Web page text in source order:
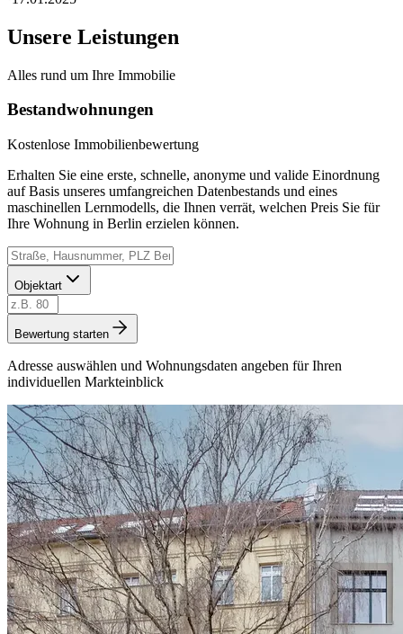
Unsere Leistungen
Alles rund um Ihre Immobilie
Bestandwohnungen
Kostenlose Immobilienbewertung
Erhalten Sie eine erste, schnelle, anonyme und valide Einordnung
auf Basis unseres umfangreichen Datenbestands und eines
maschinellen Lernmodells, die Ihnen verrät, welchen Preis Sie für
Ihre Wohnung in Berlin erzielen können.
Objektart
Bewertung starten
Adresse auswählen und Wohnungsdaten angeben für Ihren
individuellen Markteinblick